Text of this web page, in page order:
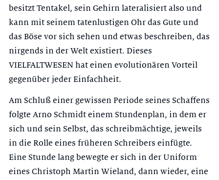
besitzt Tentakel, sein Gehirn lateralisiert also und
kann mit seinem tatenlustigen Ohr das Gute und
das Böse vor sich sehen und etwas beschreiben, das
nirgends in der Welt existiert. Dieses
VIELFALTWESEN hat einen evolutionären Vorteil
gegenüber jeder Einfachheit.
Am Schluß einer gewissen Periode seines Schaffens
folgte Arno Schmidt ei­nem Stundenplan, in dem er
sich und sein Selbst, das schreibmächtige, jeweils
in die Rolle eines früheren Schreibers einfügte.
Eine Stunde lang bewegte er sich in der Uniform
eines Christoph Martin Wieland, dann wieder, eine